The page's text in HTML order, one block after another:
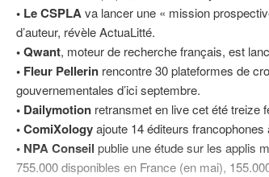
• Le CSPLAva lancer une « mission
d’auteur, révèle ActuaLitté.
• Qwant, moteur de recherche français, est
• Fleur Pellerinrencontre 30 plateformes de
gouvernementales d’ici septembre.
• Dailymotionretransmet en live cet été treize
• ComiXologyajoute 14 éditeurs
• NPA Conseil publie une étude sur les applis
755.000 disponibles en France (en mai),